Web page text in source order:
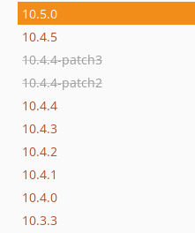
10.5.0
10.4.5
10.4.4-patch3
10.4.4-patch2
10.4.4
10.4.3
10.4.2
10.4.1
10.4.0
10.3.3